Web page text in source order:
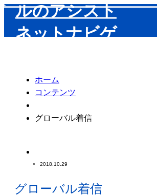
ホーム
コンテンツ
グローバル着信
2018.10.29
グローバル着信